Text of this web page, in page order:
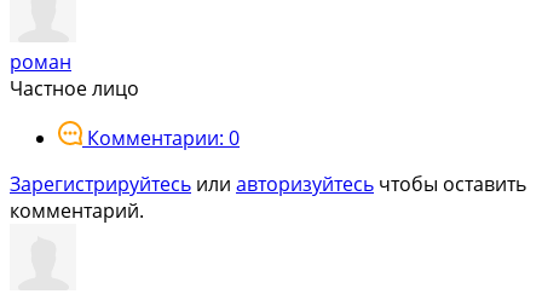
роман
Частное лицо
Комментарии: 0
Зарегистрируйтесь или авторизуйтесь чтобы оставить
комментарий.